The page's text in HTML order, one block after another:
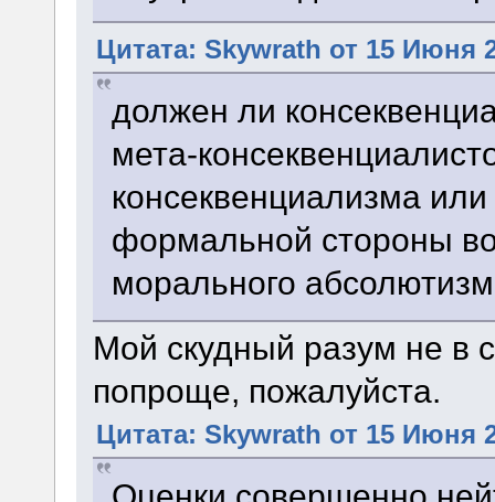
Цитата: Skywrath от 15 Июня
должен ли
мета-
консеквенциализма
формальной стороны
морального
Мой скудный разум не в
попроще, пожалуйста.
Цитата: Skywrath от 15 Июня